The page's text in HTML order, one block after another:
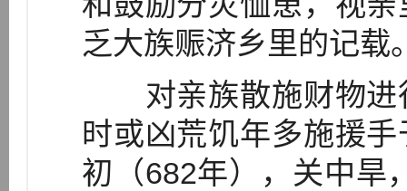
乏大族赈济乡里的记载
对亲族散施财物进
时或凶荒饥年多施援
初（682年），关中旱